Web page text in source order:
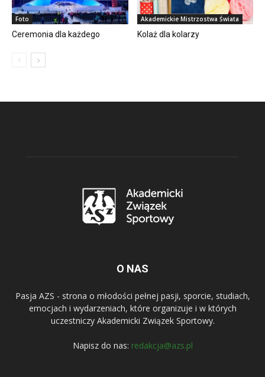
Foto
Ceremonia dla każdego
Akademickie Mistrzostwa Świata
Kolaż dla kolarzy
O NAS
Pasja AZS - strona o młodości pełnej pasji, sporcie, studiach,
emocjach i wydarzeniach, które organizuje i w których
uczestniczy Akademicki Związek Sportowy.
Napisz do nas: redakcja@azs.pl